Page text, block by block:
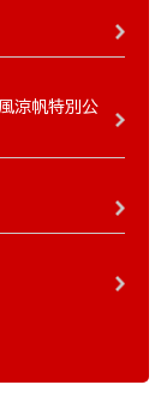
涼帆特別公